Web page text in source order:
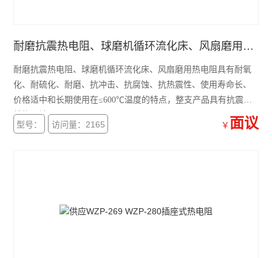
耐磨抗震热电阻、球磨机循环流化床、风扇磨用热电阻
耐磨抗震热电阻、球磨机循环流化床、风扇磨用热电阻具有耐氧
化、耐硫化、耐磨、抗冲击、抗腐蚀、抗热震性、使用寿命长、
价格适中和长期使用在≤600℃温度的特点，整支产品具有抗震动
结构设计。
型号： 访问量：2165 ￥ 面议